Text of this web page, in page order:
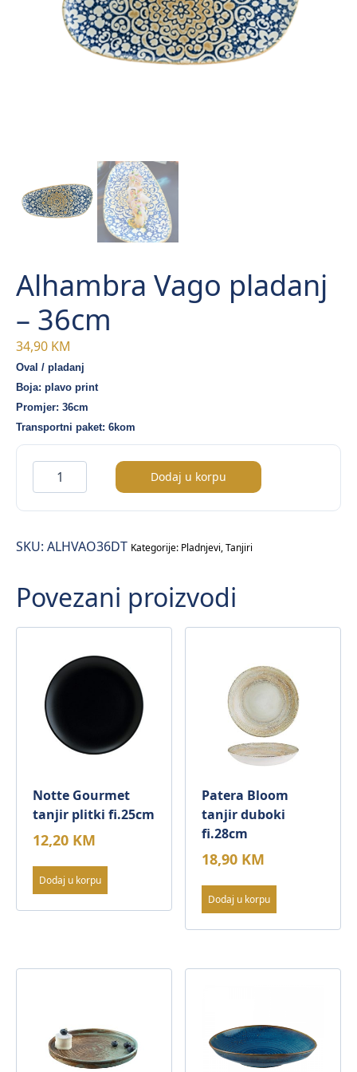
Alhambra Vago pladanj
– 36cm
34,90 KM
Oval / pladanj
Boja: plavo print
Promjer: 36cm
Transportni paket: 6kom
Alhambra
Vago
pladanj
36cm
Dodaj u korpu
SKU: ALHVAO36DT Kategorije: Pladnjevi,Tanjiri
Povezani proizvodi
Notte Gourmet
tanjir plitki fi.25cm
12,20 KM
Dodaj u korpu
Patera Bloom
tanjir duboki
fi.28cm
18,90 KM
Dodaj u korpu